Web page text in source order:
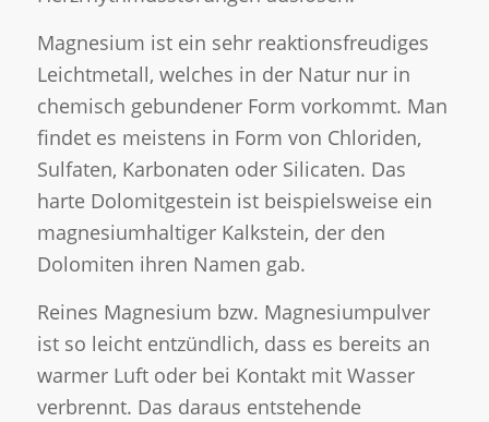
Magnesium ist ein sehr reaktionsfreudiges
Leichtmetall, welches in der Natur nur in
chemisch gebundener Form vorkommt. Man
findet es meistens in Form von Chloriden,
Sulfaten, Karbonaten oder Silicaten. Das
harte Dolomitgestein ist beispielsweise ein
magnesiumhaltiger Kalkstein, der den
Dolomiten ihren Namen gab.
Reines Magnesium bzw. Magnesiumpulver
ist so leicht entzündlich, dass es bereits an
warmer Luft oder bei Kontakt mit Wasser
verbrennt. Das daraus entstehende